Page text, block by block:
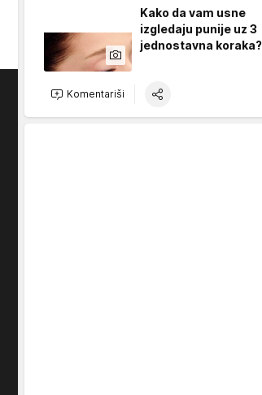
Kako da vam usne
izgledaju punije uz 3
jednostavna koraka?
Komentariši